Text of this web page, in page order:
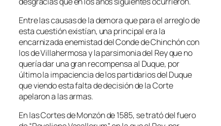
Entre las causas de la demora que para el arreglo de
esta cuestión existían, una principal era la
encarnizada enemistad del Conde de Chinchón con
los de Villahermosa y la parsimonia del Rey que no
quería dar una gran recompensa al Duque, por
último la impaciencia de los partidarios del Duque
que viendo esta falta de decisión de la Corte
apelaron a las armas.
En las Cortes de Monzón de 1585, se trató del fuero